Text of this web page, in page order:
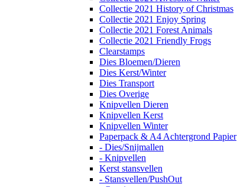
Collectie 2021 History of Christmas
Collectie 2021 Enjoy Spring
Collectie 2021 Forest Animals
Collectie 2021 Friendly Frogs
Clearstamps
Dies Bloemen/Dieren
Dies Kerst/Winter
Dies Transport
Dies Overige
Knipvellen Dieren
Knipvellen Kerst
Knipvellen Winter
Paperpack & A4 Achtergrond Papier
- Dies/Snijmallen
- Knipvellen
Kerst stansvellen
- Stansvellen/PushOut